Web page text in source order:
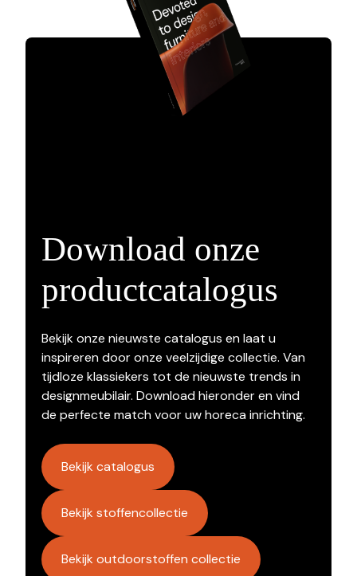
Download onze
productcatalogus
Bekijk onze nieuwste catalogus en laat u
inspireren door onze veelzijdige collectie. Van
tijdloze klassiekers tot de nieuwste trends in
designmeubilair. Download hieronder en vind
de perfecte match voor uw horeca inrichting.
Bekijk catalogus
Bekijk stoffencollectie
Bekijk outdoorstoffen collectie